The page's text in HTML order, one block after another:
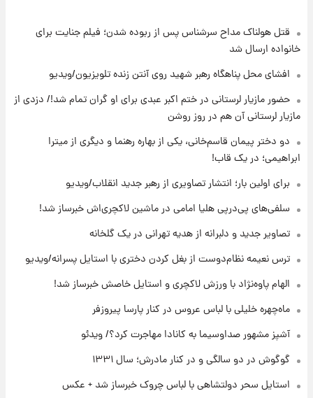
۱۹ ساعت پیش
۱۹ ساعت پیش
تصاویر عمامه بستن به شیوه خاتمی/ویدیو
افشای محل پناهگاه‌ رهبر شهید روی آنتن زنده
تلویزیون/ویدیو
۲۲ ساعت پیش
ثریا اسفندیاری بعد از طلاق و در دیدار با گروه
بیتلز
ادعای جنجالی درباره اینفانتینو؛ اتهام پرداخت
قتل هولناک مداح سرشناس پس از ربوده شدن؛ فیلم جنایت برای
خانواده ارسال شد
افشای محل پناهگاه‌ رهبر شهید روی آنتن زنده تلویزیون/ویدیو
حضور مازیار لرستانی در ختم اکبر عبدی برای او گران تمام شد!/ دزدی از
مازیار لرستانی آن هم در روز روشن
دو دختر پیمان قاسم‌خانی، یکی از بهاره رهنما و دیگری از میترا
ابراهیمی؛ در یک قاب!
برای اولین بار؛ انتشار تصاویری از رهبر جدید انقلاب/ویدیو
سلفی‌های پی‌درپی هلیا امامی در ماشین لاکچری‌اش خبرساز شد!
تصاویر جدید و دلبرانه از هدیه تهرانی در یک گلخانه
ترس نعیمه نظام‌دوست از بغل کردن دختری با استایل پسرانه/ویدیو
الهام پاوه‌نژاد با ورزش لاکچری و استایل خاصش خبرساز شد!
ماه‌چهره خلیلی با لباس عروس در کنار پارسا پیروزفر
آشپز مشهور صداوسیما به کانادا مهاجرت کرد؟/ ویدئو
گوگوش در دو سالگی و در کنار مادرش؛ سال ۱۳۳۱
استایل سحر دولتشاهی با لباس چروک خبرساز شد + عکس